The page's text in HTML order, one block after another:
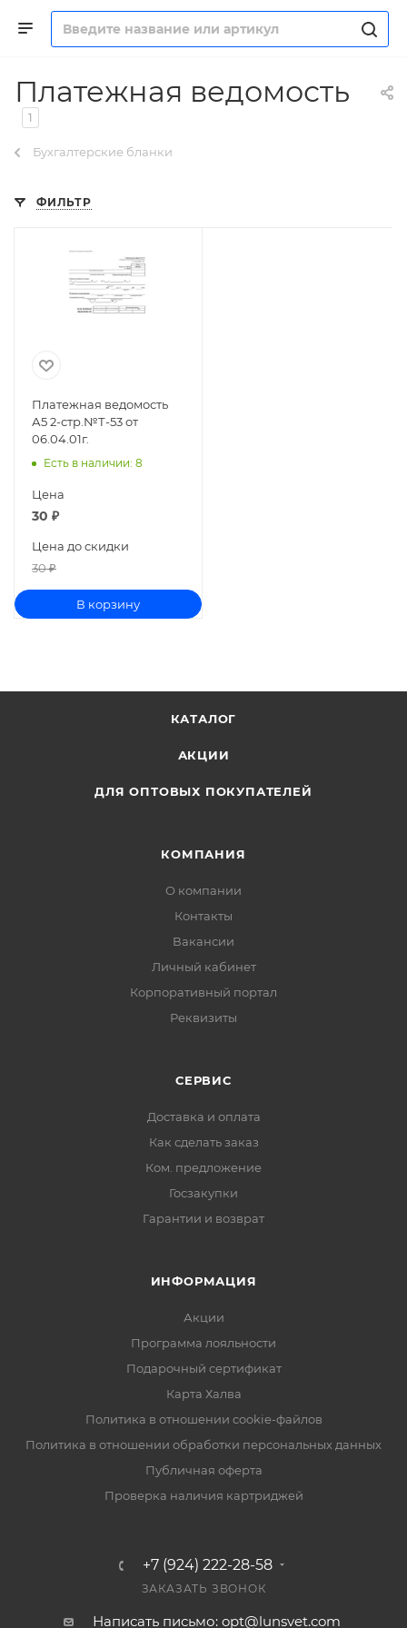
Платежная ведомость
1
Бухгалтерские бланки
ФИЛЬТР
Платежная ведомость
А5 2-стр.№Т-53 от
06.04.01г.
Есть в наличии: 8
Цена
30 ₽
Цена до скидки
30₽
В корзину
КАТАЛОГ
АКЦИИ
ДЛЯ ОПТОВЫХ ПОКУПАТЕЛЕЙ
КОМПАНИЯ
О компании
Контакты
Вакансии
Личный кабинет
Корпоративный портал
Реквизиты
СЕРВИС
Доставка и оплата
Как сделать заказ
Ком. предложение
Госзакупки
Гарантии и возврат
ИНФОРМАЦИЯ
Акции
Программа лояльности
Подарочный сертификат
Карта Халва
Политика в отношении cookie-файлов
Политика в отношении обработки персональных данных
Публичная оферта
Проверка наличия картриджей
+7 (924) 222-28-58
ЗАКАЗАТЬ ЗВОНОК
Написать письмо: opt@lunsvet.com